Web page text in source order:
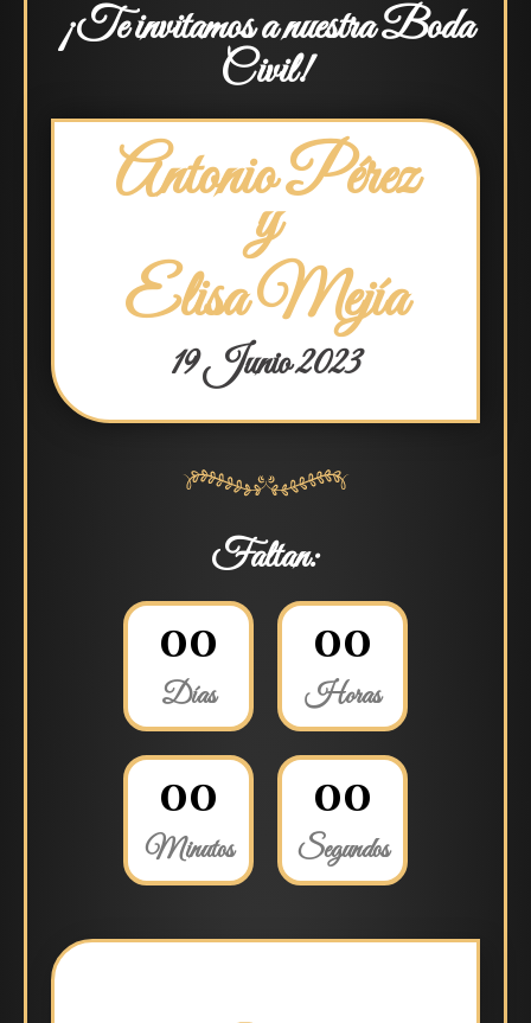
¡Te invitamos a nuestra Boda
Civil!
Antonio Pérez
y
Elisa Mejía
19 Junio 2023
Faltan:
00
Días
00
Horas
00
Minutos
00
Segundos